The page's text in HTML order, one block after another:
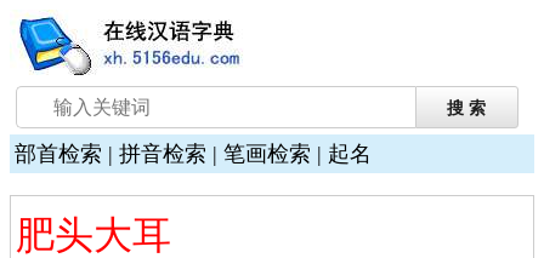
部首检索 | 拼音检索 | 笔画检索 | 起名
肥头大耳